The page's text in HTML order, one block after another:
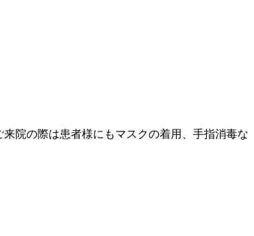
院の際は患者様にもマスクの着用、手指消毒な